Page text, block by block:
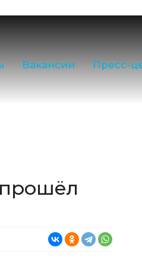
Вакансии Пресс-
(81755) 2-18-62 (81755) 2-
открытых дверей